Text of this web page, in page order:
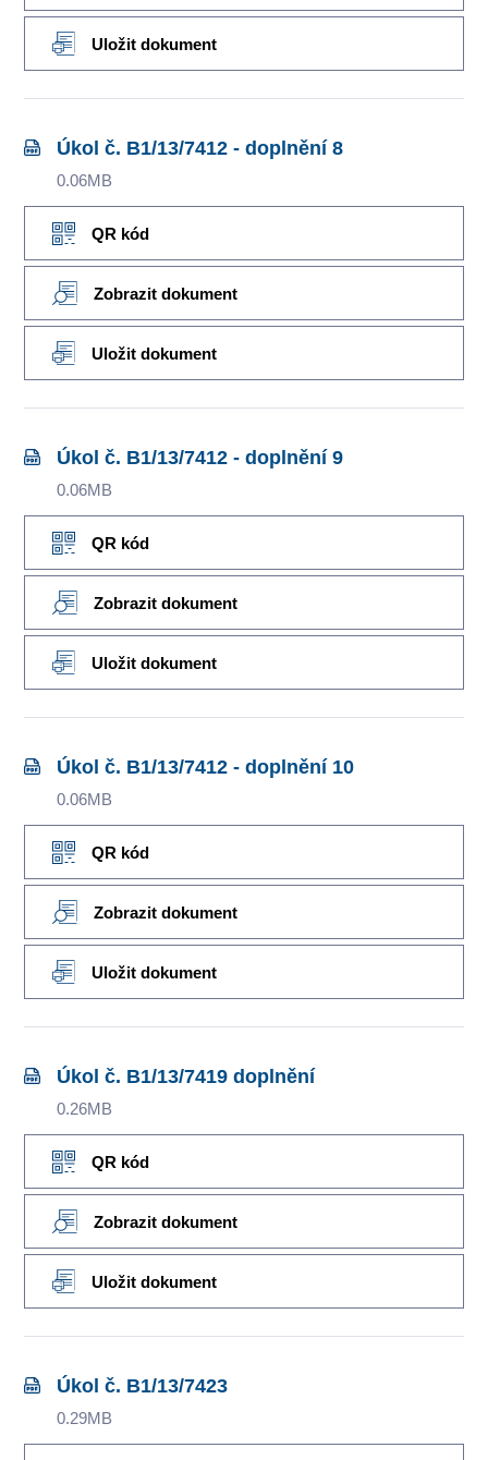
Uložit dokument
Úkol č. B1/13/7412 - doplnění 8
0.06MB
QR kód
Zobrazit dokument
Uložit dokument
Úkol č. B1/13/7412 - doplnění 9
0.06MB
QR kód
Zobrazit dokument
Uložit dokument
Úkol č. B1/13/7412 - doplnění 10
0.06MB
QR kód
Zobrazit dokument
Uložit dokument
Úkol č. B1/13/7419 doplnění
0.26MB
QR kód
Zobrazit dokument
Uložit dokument
Úkol č. B1/13/7423
0.29MB